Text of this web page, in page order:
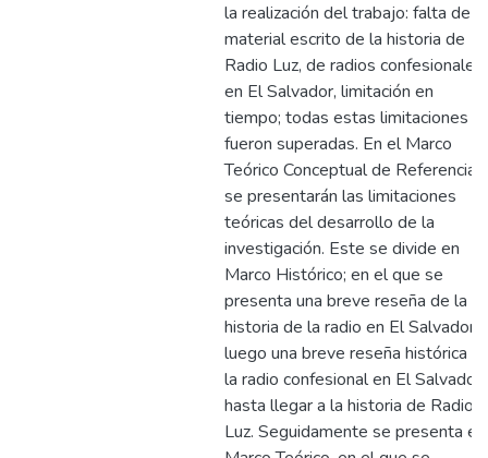
la realización del trabajo: falta de
material escrito de la historia de
Radio Luz, de radios confesionales
en El Salvador, limitación en
tiempo; todas estas limitaciones
fueron superadas. En el Marco
Teórico Conceptual de Referencia,
se presentarán las limitaciones
teóricas del desarrollo de la
investigación. Este se divide en
Marco Histórico; en el que se
presenta una breve reseña de la
historia de la radio en El Salvador,
luego una breve reseña histórica
la radio confesional en El Salvador
hasta llegar a la historia de Radio
Luz. Seguidamente se presenta el